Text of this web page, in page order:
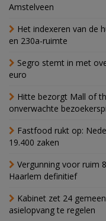
Amstelveen
Het indexeren van de
en 230a-ruimte
Segro stemt in met
euro
Hitte bezorgt Mall of
onverwachte
Fastfood rukt op:
19.400 zaken
Vergunning voor ruim
Haarlem definitief
Kabinet zet 24
asielopvang te regelen